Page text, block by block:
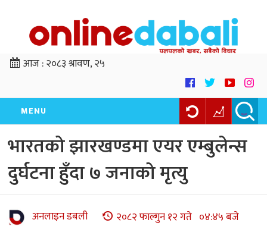
आज :२०८३ श्रावण, २५
MENU
भारतको झारखण्डमा एयर एम्बुलेन्स
दुर्घटना हुँदा ७ जनाको मृत्यु
अनलाइन डबली २०८२ फाल्गुन १२ गते ०४:४५ बजे